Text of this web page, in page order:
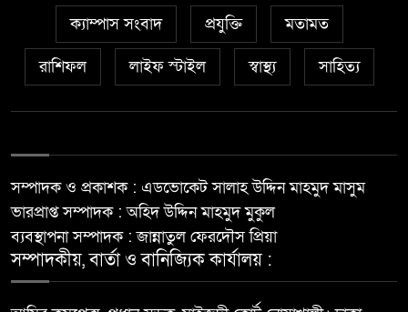
ক্যাম্পাস সংবাদ প্রযুক্তি মতামত
রাশিফল লাইফ স্টাইল স্বাস্থ্য সাহিত্য
সম্পাদক ও প্রকাশক : এডভোকেট সালাহ উদ্দিন মাহমুদ মাসুম
ভারপ্রাপ্ত সম্পাদক : অহিদ উদ্দিন মাহমুদ মুকুল
ব্যবস্থাপনা সম্পাদক : জান্নাতুল ফেরদৌস প্রিয়া
সম্পাদকীয়, বার্তা ও বানিজ্যিক কার্যালয় :